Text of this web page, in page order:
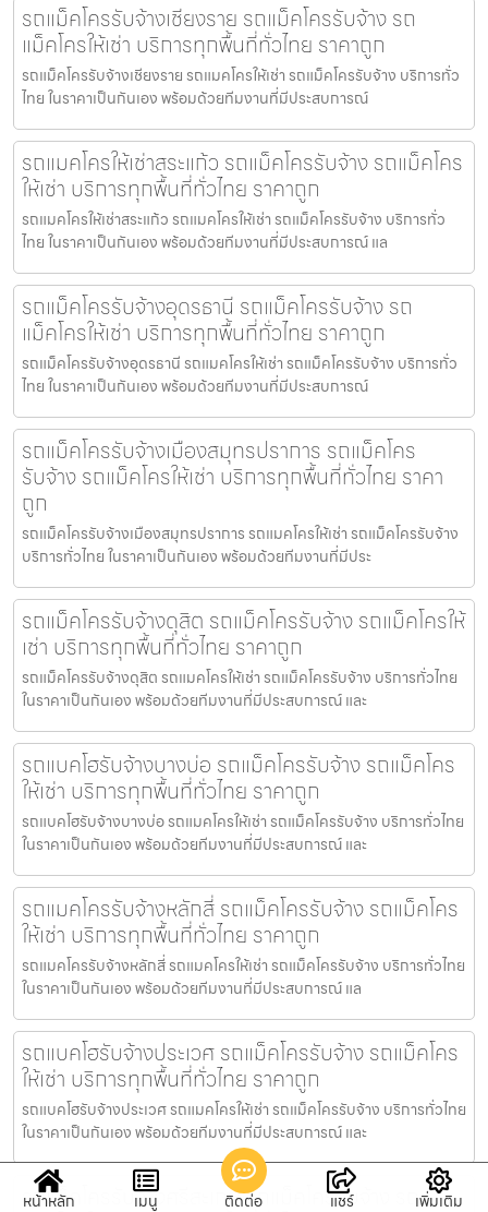
รถแม็คโครรับจ้างเชียงราย รถแม็คโครรับจ้าง รถ
แม็คโครให้เช่า บริการทุกพื้นที่ทั่วไทย ราคาถูก
รถแม็คโครรับจ้างเชียงราย รถแมคโครให้เช่า รถแม็คโครรับจ้าง บริการทั่ว
ไทย ในราคาเป็นกันเอง พร้อมด้วยทีมงานที่มีประสบการณ์
รถแมคโครให้เช่าสระแก้ว รถแม็คโครรับจ้าง รถแม็คโคร
ให้เช่า บริการทุกพื้นที่ทั่วไทย ราคาถูก
รถแมคโครให้เช่าสระแก้ว รถแมคโครให้เช่า รถแม็คโครรับจ้าง บริการทั่ว
ไทย ในราคาเป็นกันเอง พร้อมด้วยทีมงานที่มีประสบการณ์ แล
รถแม็คโครรับจ้างอุดรธานี รถแม็คโครรับจ้าง รถ
แม็คโครให้เช่า บริการทุกพื้นที่ทั่วไทย ราคาถูก
รถแม็คโครรับจ้างอุดรธานี รถแมคโครให้เช่า รถแม็คโครรับจ้าง บริการทั่ว
ไทย ในราคาเป็นกันเอง พร้อมด้วยทีมงานที่มีประสบการณ์
รถแม็คโครรับจ้างเมืองสมุทรปราการ รถแม็คโคร
รับจ้าง รถแม็คโครให้เช่า บริการทุกพื้นที่ทั่วไทย ราคา
ถูก
รถแม็คโครรับจ้างเมืองสมุทรปราการ รถแมคโครให้เช่า รถแม็คโครรับจ้าง
บริการทั่วไทย ในราคาเป็นกันเอง พร้อมด้วยทีมงานที่มีประ
รถแม็คโครรับจ้างดุสิต รถแม็คโครรับจ้าง รถแม็คโครให้
เช่า บริการทุกพื้นที่ทั่วไทย ราคาถูก
รถแม็คโครรับจ้างดุสิต รถแมคโครให้เช่า รถแม็คโครรับจ้าง บริการทั่วไทย
ในราคาเป็นกันเอง พร้อมด้วยทีมงานที่มีประสบการณ์ และ
รถแบคโฮรับจ้างบางบ่อ รถแม็คโครรับจ้าง รถแม็คโคร
ให้เช่า บริการทุกพื้นที่ทั่วไทย ราคาถูก
รถแบคโฮรับจ้างบางบ่อ รถแมคโครให้เช่า รถแม็คโครรับจ้าง บริการทั่วไทย
ในราคาเป็นกันเอง พร้อมด้วยทีมงานที่มีประสบการณ์ และ
รถแมคโครรับจ้างหลักสี่ รถแม็คโครรับจ้าง รถแม็คโคร
ให้เช่า บริการทุกพื้นที่ทั่วไทย ราคาถูก
รถแมคโครรับจ้างหลักสี่ รถแมคโครให้เช่า รถแม็คโครรับจ้าง บริการทั่วไทย
ในราคาเป็นกันเอง พร้อมด้วยทีมงานที่มีประสบการณ์ แล
รถแบคโฮรับจ้างประเวศ รถแม็คโครรับจ้าง รถแม็คโคร
ให้เช่า บริการทุกพื้นที่ทั่วไทย ราคาถูก
รถแบคโฮรับจ้างประเวศ รถแมคโครให้เช่า รถแม็คโครรับจ้าง บริการทั่วไทย
ในราคาเป็นกันเอง พร้อมด้วยทีมงานที่มีประสบการณ์ และ
รถแม็คโครรับจ้างศรีสะเกษ รถแม็คโครรับจ้าง รถ
หน้าหลัก เมนู ติดต่อ แชร์ เพิ่มเติม